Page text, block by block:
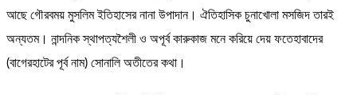
আছে গৌরবময় মুসলিম ইতিহাসের নানা উপাদান। ঐতিহাসিক চুনাখোলা মসজিদ তারই
অন্যতম। নান্দনিক স্থাপত্যশৈলী ও অপূর্ব কারুকাজ মনে করিয়ে দেয় ফতেহাবাদের
(বাগেরহাটের পূর্ব নাম) সোনালি অতীতের কথা।